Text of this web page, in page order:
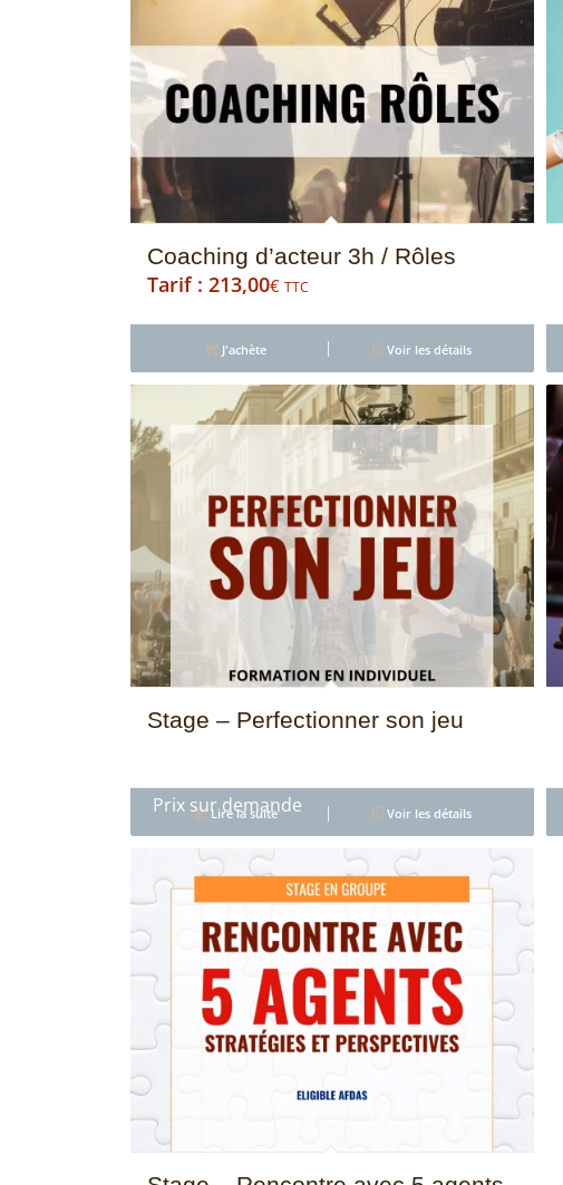
Coaching d’acteur 3h / Rôles
213,00€ TTC
J'achète Voir les détails
5.00
Stage – Perfectionner son jeu
Lire la suite Voir les détails